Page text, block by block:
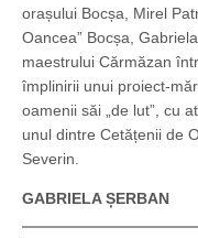
orașului Bocșa, Mirel
Oancea” Bocșa,
maestrului Cărmăzan
împlinirii unui proiect-
oamenii săi „de lut”, cu
unul dintre Cetățenii de
Severin.
GABRIELA ȘERBAN